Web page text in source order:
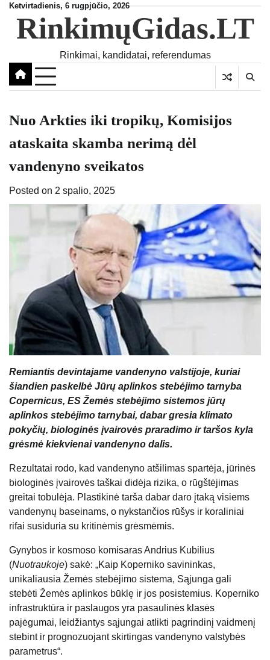
Skip
content
Ketvirtadienis, 6 rugpjūčio, 2026
RinkimųGidas.LT
Rinkimai, kandidatai, referendumas
Nuo Arkties iki tropikų, Komisijos
ataskaita skamba nerimą dėl
vandenyno sveikatos
Posted on 2 spalio, 2025
Remiantis devintajame vandenyno valstijoje, kuriai
šiandien paskelbė Jūrų aplinkos stebėjimo tarnyba
Copernicus, ES Žemės stebėjimo sistemos jūrų
aplinkos stebėjimo tarnybai, dabar gresia klimato
pokyčių, biologinės įvairovės praradimo ir taršos kyla
grėsmė kiekvienai vandenyno dalis.
Rezultatai rodo, kad vandenyno atšilimas spartėja, jūrinės
biologinės įvairovės taškai didėja rizika, o rūgštėjimas
greitai tobulėja. Plastikinė tarša dabar daro įtaką visiems
vandenynų baseinams, o nykstančios rūšys ir koraliniai
rifai susiduria su kritinėmis grėsmėmis.
Gynybos ir kosmoso komisaras Andrius Kubilius
(Nuotraukoje) sakė: „Kaip Koperniko savininkas,
unikaliausia Žemės stebėjimo sistema, Sąjunga gali
stebėti Žemės aplinkos būklę ir jos posistemius. Koperniko
infrastruktūra ir paslaugos yra pasaulinės klasės
pajėgumai, leidžiantys sąjungai atlikti pagrindinį vaidmenį
stebint ir prognozuojant skirtingas vandenyno valstybės
parametrus“.